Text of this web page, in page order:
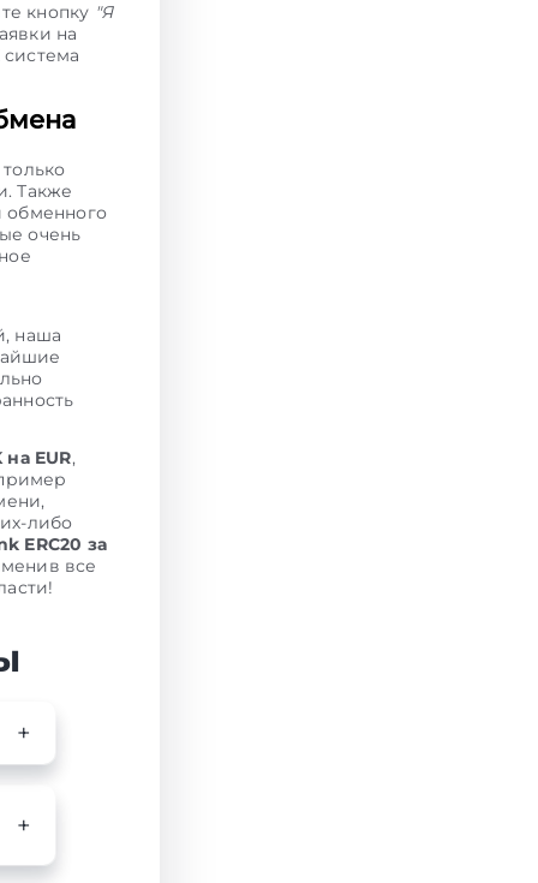
кнопку "Я
на
Также
обменного
очень
наша
на EUR,
либо
ERC20 за
все